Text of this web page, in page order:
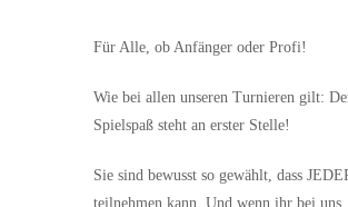
Für Alle, ob Anfänger oder Profi!
Wie bei allen unseren Turnieren gilt:
Spielspaß steht an erster Stelle!
Sie sind bewusst so gewählt, dass
teilnehmen kann. Und wenn ihr bei uns